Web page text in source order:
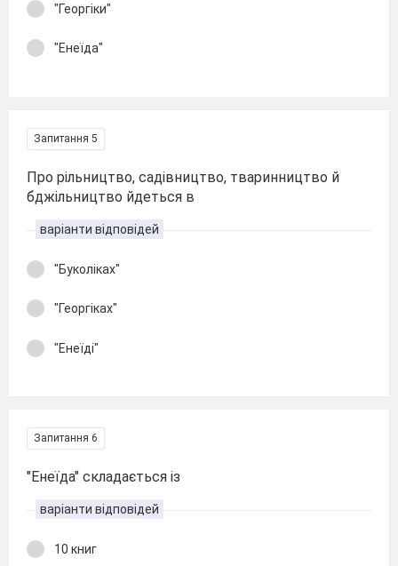
"Георгіки"
"Енеїда"
Запитання 5
Про рільництво, садівництво, тваринництво й
бджільництво йдеться в
варіанти відповідей
"Буколіках"
"Георгіках"
"Енеїді"
Запитання 6
"Енеїда" складається із
варіанти відповідей
10 книг